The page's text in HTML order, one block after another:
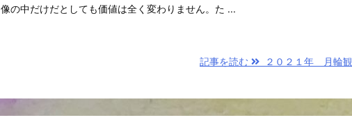
像の中だけだとしても価値は全く変わりません。た ...
記事を読む ２０２１年 月輪観